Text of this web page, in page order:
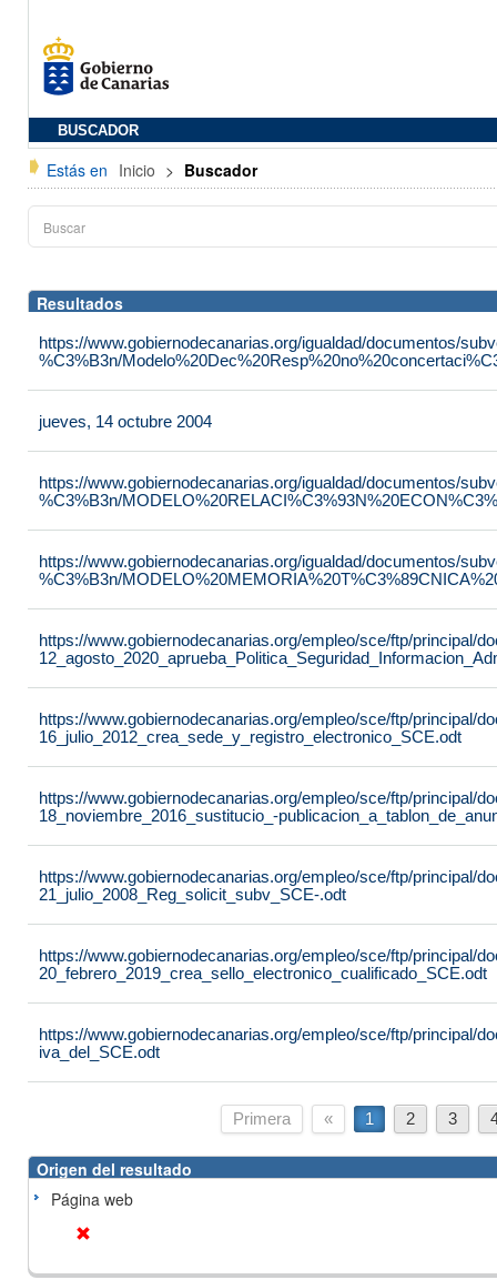
BUSCADOR
Estás en Inicio > Buscador
Resultados
https://www.gobiernodecanarias.org/igualdad/documentos/
%C3%B3n/
jueves, 14 octubre 2004
https://www.gobiernodecanarias.org/igualdad/documentos/
%C3%B3n/
https://www.gobiernodecanarias.org/igualdad/documentos/
%C3%B3n/
https://www.gobiernodecanarias.org/empleo/sce/ftp/principal/
https://www.gobiernodecanarias.org/empleo/sce/ftp/principal/
16_julio_2012_crea_sede_y_registro_electronico_SCE.odt
https://www.gobiernodecanarias.org/empleo/sce/ftp/principal/
18_noviembre_2016_sustitucio_-
https://www.gobiernodecanarias.org/empleo/sce/ftp/principal/
21_julio_2008_Reg_solicit_subv_SCE-.odt
https://www.gobiernodecanarias.org/empleo/sce/ftp/principal/
20_febrero_2019_crea_sello_electronico_cualificado_SCE.odt
https://www.gobiernodecanarias.org/empleo/sce/ftp/principal/
iva_del_SCE.odt
Primera « 1 2 3
Origen del resultado
Página web